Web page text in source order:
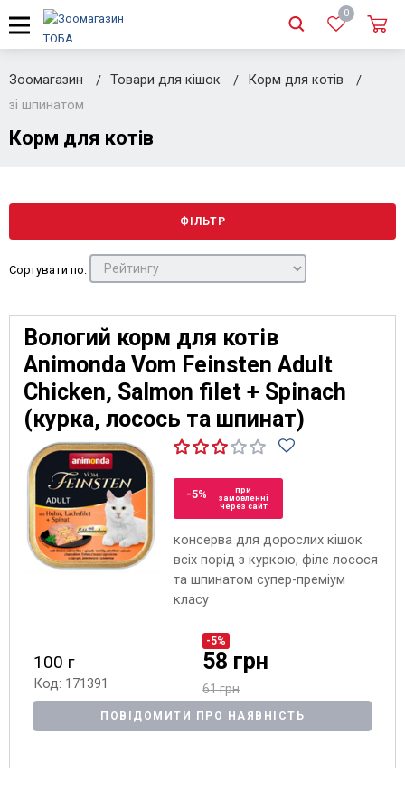
0
Зоомагазин Товари для кішок
Корм для котів
зі шпинатом
Корм для котів
ФІЛЬТР
Сортувати по:
Вологий корм для котів
Animonda Vom Feinsten Adult
Chicken, Salmon filet + Spinach
(курка, лосось та шпинат)
-5%
при
замовленні
через сайт
консерва для дорослих кішок
всіх порід з куркою, філе лосося
та шпинатом супер-преміум
класу
100 г
Код: 171391
-5%
58 грн
61 грн
ПОВІДОМИТИ ПРО НАЯВНІСТЬ